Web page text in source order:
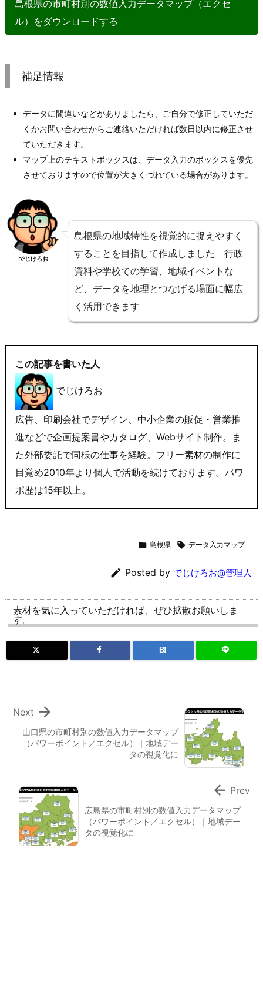
島根県の市町村別の数値入力データマップ（エクセ
ル）をダウンロードする
補足情報
データに間違いなどがありましたら、ご自分で修正していただ
くかお問い合わせからご連絡いただければ数日以内に修正させ
ていただきます。
マップ上のテキストボックスは、データ入力のボックスを優先
させておりますので位置が大きくづれている場合があります。
でじけろお
島根県の地域特性を視覚的に捉えやすく
することを目指して作成しました 行政
資料や学校での学習、地域イベントな
ど、データを地理とつなげる場面に幅広
く活用できます
この記事を書いた人
でじけろお
広告、印刷会社でデザイン、中小企業の販促・営業推
進などで企画提案書やカタログ、Webサイト制作。ま
た外部委託で同様の仕事を経験。フリー素材の制作に
目覚め2010年より個人で活動を続けております。パワ
ポ歴は15年以上。
 島根県  データ入力マップ
 Posted by でじけろお@管理人
素材を気に入っていただければ、ぜひ拡散お願いしま
す。
B!
山口県の市町村別の数値入力データマップ
（パワーポイント／エクセル）｜地域デー
タの視覚化に

Next
広島県の市町村別の数値入力データマップ
（パワーポイント／エクセル）｜地域デー
タの視覚化に
 Prev